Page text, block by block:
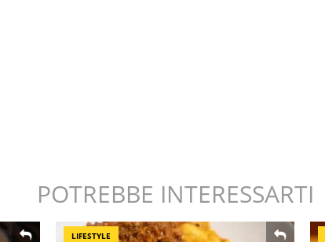
POTREBBE INTERESSARTI
LIFESTYLE